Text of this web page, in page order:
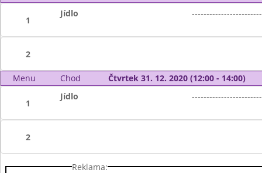
1
Jídlo
2
Menu Chod Čtvrtek 31. 12. 2020 (12:00 - 14:00)
1
Jídlo
2
Reklama: